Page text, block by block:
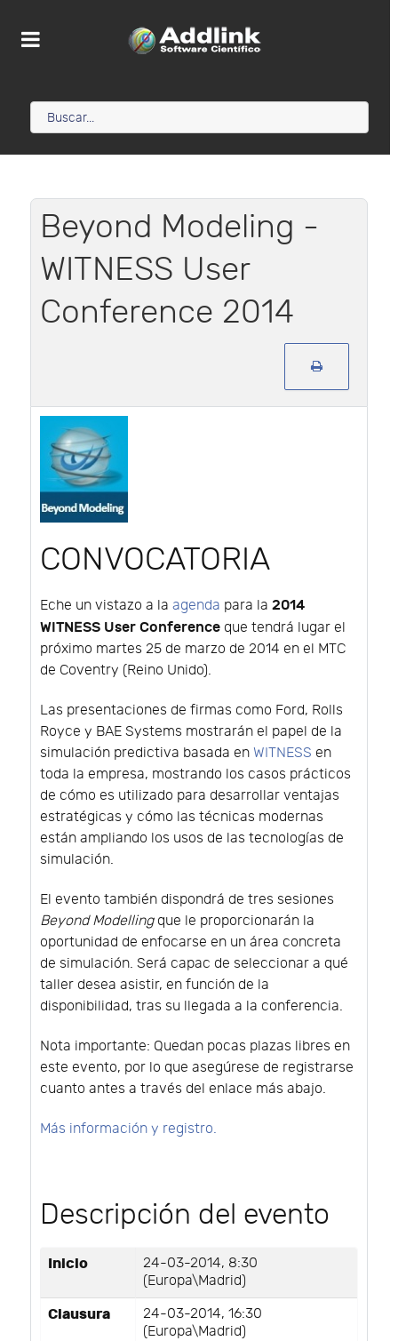
Beyond Modeling -
WITNESS User
Conference 2014
CONVOCATORIA
Eche un vistazo a la agenda para la 2014
WITNESS User Conference que tendrá lugar el
próximo martes 25 de marzo de 2014 en el MTC
de Coventry (Reino Unido).
Las presentaciones de firmas como Ford, Rolls
Royce y BAE Systems mostrarán el papel de la
simulación predictiva basada en WITNESS en
toda la empresa, mostrando los casos prácticos
de cómo es utilizado para desarrollar ventajas
estratégicas y cómo las técnicas modernas
están ampliando los usos de las tecnologías de
simulación.
El evento también dispondrá de tres sesiones
Beyond Modellingque le proporcionarán la
oportunidad de enfocarse en un área concreta
de simulación. Será capac de seleccionar a qué
taller desea asistir, en función de la
disponibilidad, tras su llegada a la conferencia.
Nota importante: Quedan pocas plazas libres en
este evento, por lo que asegúrese de registrarse
cuanto antes a través del enlace más abajo.
Más información y registro.
Descripción del evento
Inicio
24-03-2014, 8:30
(Europa\Madrid)
Clausura
24-03-2014, 16:30
(Europa\Madrid)